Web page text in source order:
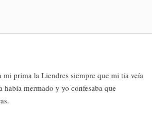
mi prima la Liendres siempre que mi tía veía
había mermado y yo confesaba que